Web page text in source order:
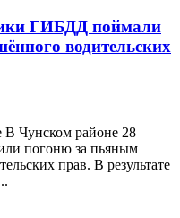
ГИБДД поймали
водительских
В Чунском районе 28
погоню за пьяным
прав. В результате